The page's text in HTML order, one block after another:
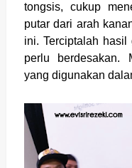
tongsis, cukup
putar dari arah
ini. Terciptalah
perlu berdesakan.
yang digunakan